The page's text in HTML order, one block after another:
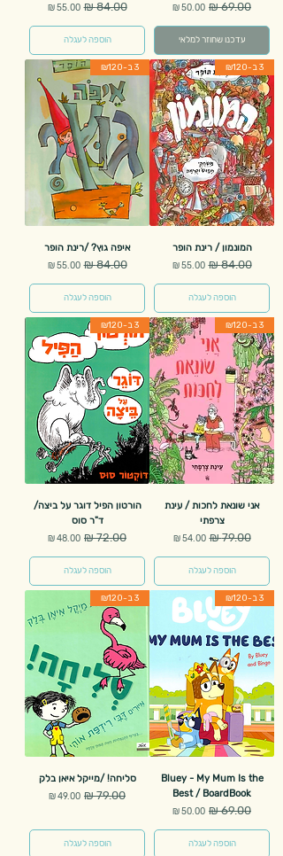
מחיר רגיל מחיר מבצע
עדכנו שחוזר למלאי
מחיר רגיל‏84.00 ‏₪ מחיר מבצע‏55.00 ‏₪
הוספה לעגלה
3 ב-₪120
המונמון / רינת הופר
מחיר רגיל‏84.00 ‏₪ מחיר מבצע‏55.00 ‏₪
הוספה לעגלה
3 ב-₪120
איפה גוץ? /רינת הופר
מחיר רגיל‏84.00 ‏₪ מחיר מבצע‏55.00 ‏₪
הוספה לעגלה
3 ב-₪120
אני שונאת לחכות / עינת
צרפתי
מחיר רגיל‏79.00 ‏₪ מחיר מבצע‏54.00 ‏₪
הוספה לעגלה
3 ב-₪120
הורטון הפיל דוגר על ביצה/
ד"ר סוס
מחיר רגיל מחיר מבצע
הוספה לעגלה
3 ב-₪120
Bluey - My Mum Is the
Best / BoardBook
מחיר רגיל מחיר מבצע
הוספה לעגלה
3 ב-₪120
סליחה! /מייקל איאן בלק
מחיר רגיל מחיר מבצע
הוספה לעגלה